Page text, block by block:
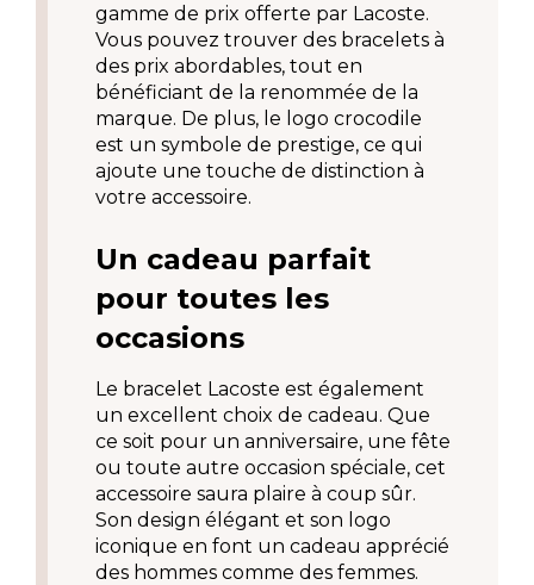
gamme de prix offerte par Lacoste.
Vous pouvez trouver des bracelets à
des prix abordables, tout en
bénéficiant de la renommée de la
marque. De plus, le logo crocodile
est un symbole de prestige, ce qui
ajoute une touche de distinction à
votre accessoire.
Un cadeau parfait
pour toutes les
occasions
Le bracelet Lacoste est également
un excellent choix de cadeau. Que
ce soit pour un anniversaire, une fête
ou toute autre occasion spéciale, cet
accessoire saura plaire à coup sûr.
Son design élégant et son logo
iconique en font un cadeau apprécié
des hommes comme des femmes.